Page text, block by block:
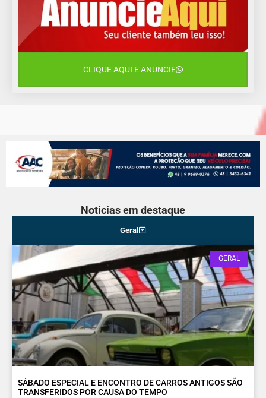
11 de agosto
Terça-Feira
Quarta-Feira
CLIQUE AQUI E ANUNCIE
Noticias em destaque
Geral
GERAL
SÁBADO ESPECIAL E ENCONTRO DE CARROS ANTIGOS SÃO
TRANSFERIDOS POR CAUSA DO TEMPO